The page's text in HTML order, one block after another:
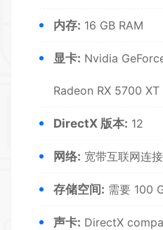
内存: 16 GB RAM
显卡: Nvidia
Radeon RX 5700 XT
DirectX 版本: 12
网络: 宽带互联网连接
存储空间: 需要 100
声卡: DirectX